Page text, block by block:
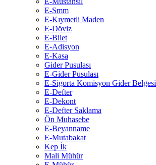
E-Smm
E-Kıymetli Maden
E-Döviz
E-Bilet
E-Adisyon
E-Kasa
Gider Pusulası
E-Gider Pusulası
E-Sigorta Komisyon Gider Belgesi
E-Defter
E-Dekont
E-Defter Saklama
Ön Muhasebe
E-Beyanname
E-Mutabakat
Kep İk
Mali Mühür